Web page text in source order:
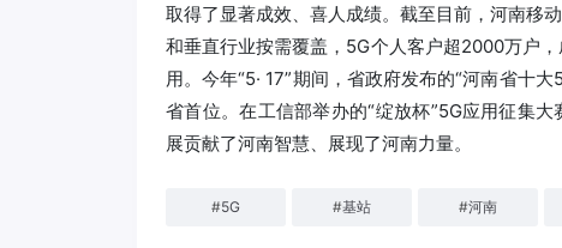
取得了显著成效、喜人成绩。截至目前，河南移
和垂直行业按需覆盖，5G个人客户超2000万户
用。今年“5· 17”期间，省政府发布的“河南省十
省首位。在工信部举办的“绽放杯”5G应用征集
展贡献了河南智慧、展现了河南力量。
#5G #基站 #河南